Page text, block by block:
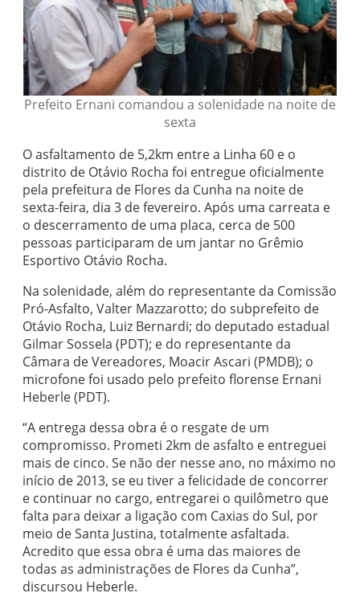
Prefeito Ernani comandou a solenidade na noite de
sexta
O asfaltamento de 5,2km entre a Linha 60 e o
distrito de Otávio Rocha foi entregue oficialmente
pela prefeitura de Flores da Cunha na noite de
sexta-feira, dia 3 de fevereiro. Após uma carreata e
o descerramento de uma placa, cerca de 500
pessoas participaram de um jantar no Grêmio
Esportivo Otávio Rocha.
Na solenidade, além do representante da Comissão
Pró-Asfalto, Valter Mazzarotto; do subprefeito de
Otávio Rocha, Luiz Bernardi; do deputado estadual
Gilmar Sossela (PDT); e do representante da
Câmara de Vereadores, Moacir Ascari (PMDB); o
microfone foi usado pelo prefeito florense Ernani
Heberle (PDT).
“A entrega dessa obra é o resgate de um
compromisso. Prometi 2km de asfalto e entreguei
mais de cinco. Se não der nesse ano, no máximo no
início de 2013, se eu tiver a felicidade de concorrer
e continuar no cargo, entregarei o quilômetro que
falta para deixar a ligação com Caxias do Sul, por
meio de Santa Justina, totalmente asfaltada.
Acredito que essa obra é uma das maiores de
todas as administrações de Flores da Cunha”,
discursou Heberle.